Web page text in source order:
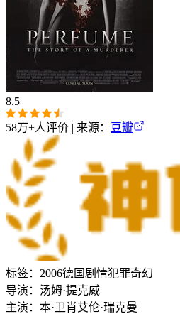
8.5
58万+人评价 | 来源： 豆瓣
标签： 2006德国 剧情犯罪奇幻
导演： 汤姆·提克威
主演： 本·卫肖艾伦·瑞克曼